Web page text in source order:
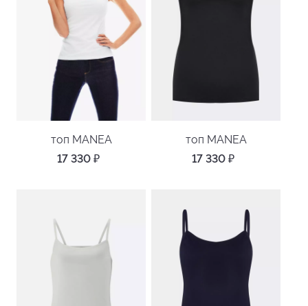
топ MANEA
17 330 ₽
топ MANEA
17 330 ₽